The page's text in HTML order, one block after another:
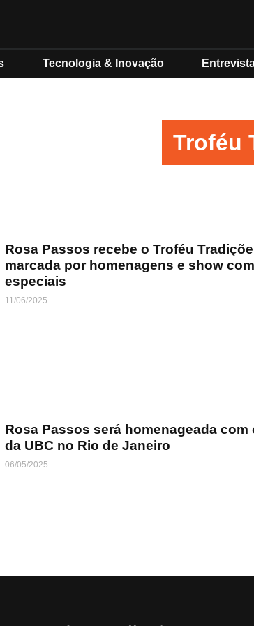
Tecnologia & Inovação
Troféu
Rosa Passos recebe o Troféu
marcada por homenagens e show
especiais
11/06/2025
Rosa Passos será homenageada com
da UBC no Rio de Janeiro
06/05/2025